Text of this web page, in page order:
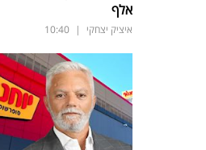
אלף
איציק יצחקי |
10:40